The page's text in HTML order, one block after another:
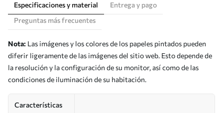
Especificaciones y material
Entrega y pago
Preguntas más frecuentes
Nota: Las imágenes y los colores de los papeles pintados pueden
diferir ligeramente de las imágenes del sitio web. Esto depende de
la resolución y la configuración de su monitor, así como de las
condiciones de iluminación de su habitación.
Características